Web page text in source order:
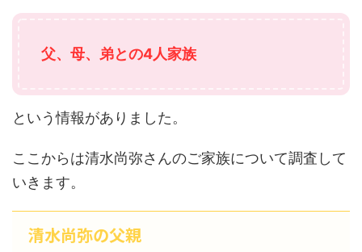
父、 母、弟との4人家族
という情報がありました。
ここからは清水尚弥さんのご家族について調査して
いきます。
清水尚弥の父親